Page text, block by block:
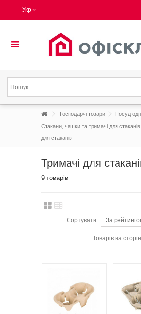
Укр
Господарчі товари Посуд
Стакани, чашки та тримачі для стаканів
для стаканів
Тримачі для
9 товарів
Сортувати
Товарів на